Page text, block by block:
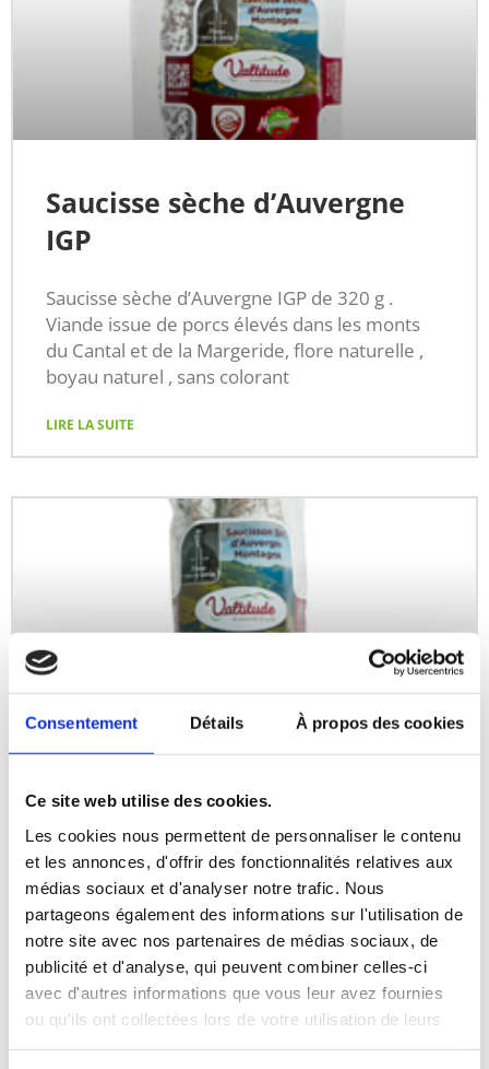
Consentement Détails À propos des cookies
Ce site web utilise des cookies.
Les cookies nous permettent de personnaliser le contenu
et les annonces, d'offrir des fonctionnalités relatives aux
médias sociaux et d'analyser notre trafic. Nous
partageons également des informations sur l'utilisation de
notre site avec nos partenaires de médias sociaux, de
publicité et d'analyse, qui peuvent combiner celles-ci
avec d'autres informations que vous leur avez fournies
ou qu'ils ont collectées lors de votre utilisation de leurs
Saucisse sèche d’Auvergne
IGP
Saucisse sèche d’Auvergne IGP de 320 g .
Viande issue de porcs élevés dans les monts
du Cantal et de la Margeride, flore naturelle ,
boyau naturel , sans colorant
LIRE LA SUITE
Saucisson sec d’Auvergne IGP
Saucisson sec d’Auvergne IGP de 250 g .
Viande issue de porcs élevés dans les monts
du Cantal et de la Margeride, flore naturelle ,
boyau naturel , sans colorant
LIRE LA SUITE